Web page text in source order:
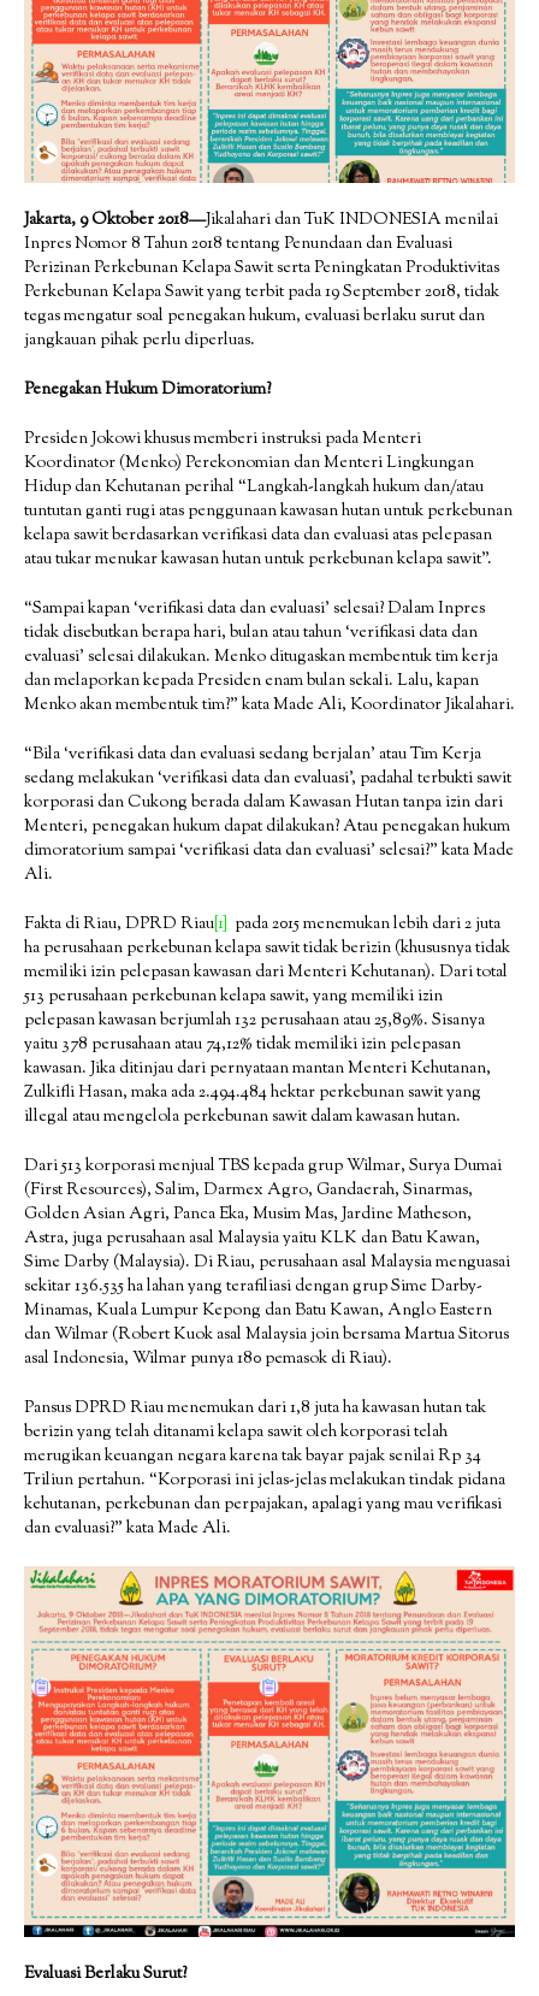
Jakarta, 9 Oktober 2018—Jikalahari dan TuK INDONESIA menilai
Inpres Nomor 8 Tahun 2018 tentang Penundaan dan Evaluasi
Perizinan Perkebunan Kelapa Sawit serta Peningkatan Produktivitas
Perkebunan Kelapa Sawit yang terbit pada 19 September 2018, tidak
tegas mengatur soal penegakan hukum, evaluasi berlaku surut dan
jangkauan pihak perlu diperluas.
Penegakan Hukum Dimoratorium?
Presiden Jokowi khusus memberi instruksi pada Menteri
Koordinator (Menko) Perekonomian dan Menteri Lingkungan
Hidup dan Kehutanan perihal “Langkah-langkah hukum dan/atau
tuntutan ganti rugi atas penggunaan kawasan hutan untuk perkebunan
kelapa sawit berdasarkan verifikasi data dan evaluasi atas pelepasan
atau tukar menukar kawasan hutan untuk perkebunan kelapa sawit”.
“Sampai kapan ‘verifikasi data dan evaluasi’ selesai? Dalam Inpres
tidak disebutkan berapa hari, bulan atau tahun ‘verifikasi data dan
evaluasi’ selesai dilakukan. Menko ditugaskan membentuk tim kerja
dan melaporkan kepada Presiden enam bulan sekali. Lalu, kapan
Menko akan membentuk tim?” kata Made Ali, Koordinator Jikalahari.
“Bila ‘verifikasi data dan evaluasi sedang berjalan’ atau Tim Kerja
sedang melakukan ‘verifikasi data dan evaluasi’, padahal terbukti sawit
korporasi dan Cukong berada dalam Kawasan Hutan tanpa izin dari
Menteri, penegakan hukum dapat dilakukan? Atau penegakan hukum
dimoratorium sampai ‘verifikasi data dan evaluasi’ selesai?” kata Made
Ali.
Fakta di Riau, DPRD Riau[1] pada 2015 menemukan lebih dari 2 juta
ha perusahaan perkebunan kelapa sawit tidak berizin (khususnya tidak
memiliki izin pelepasan kawasan dari Menteri Kehutanan). Dari total
513 perusahaan perkebunan kelapa sawit, yang memiliki izin
pelepasan kawasan berjumlah 132 perusahaan atau 25,89%. Sisanya
yaitu 378 perusahaan atau 74,12% tidak memiliki izin pelepasan
kawasan. Jika ditinjau dari pernyataan mantan Menteri Kehutanan,
Zulkifli Hasan, maka ada 2.494.484 hektar perkebunan sawit yang
illegal atau mengelola perkebunan sawit dalam kawasan hutan.
Dari 513 korporasi menjual TBS kepada grup Wilmar, Surya Dumai
(First Resources), Salim, Darmex Agro, Gandaerah, Sinarmas,
Golden Asian Agri, Panca Eka, Musim Mas, Jardine Matheson,
Astra, juga perusahaan asal Malaysia yaitu KLK dan Batu Kawan,
Sime Darby (Malaysia). Di Riau, perusahaan asal Malaysia menguasai
sekitar 136.535 ha lahan yang terafiliasi dengan grup Sime Darby-
Minamas, Kuala Lumpur Kepong dan Batu Kawan, Anglo Eastern
dan Wilmar (Robert Kuok asal Malaysia join bersama Martua Sitorus
asal Indonesia, Wilmar punya 180 pemasok di Riau).
Pansus DPRD Riau menemukan dari 1,8 juta ha kawasan hutan tak
berizin yang telah ditanami kelapa sawit oleh korporasi telah
merugikan keuangan negara karena tak bayar pajak senilai Rp 34
Triliun pertahun. “Korporasi ini jelas-jelas melakukan tindak pidana
kehutanan, perkebunan dan perpajakan, apalagi yang mau verifikasi
dan evaluasi?” kata Made Ali.
Evaluasi Berlaku Surut?